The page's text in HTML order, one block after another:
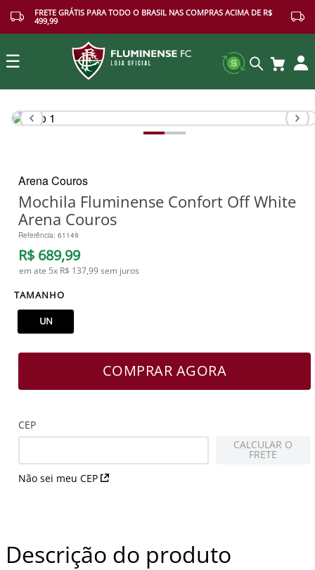
FRETE GRÁTIS PARA TODO O BRASIL NAS COMPRAS ACIMA DE R$
499,99
☰
Buscar
Arena Couros
Mochila Fluminense Confort Off White
Arena Couros
Referência: 61149
R$ 689,99
em ate 5x R$ 137,99sem juros
TAMANHO
UN
COMPRAR AGORA
CEP
Não sei meu CEP
CALCULAR O
FRETE
Descrição do produto